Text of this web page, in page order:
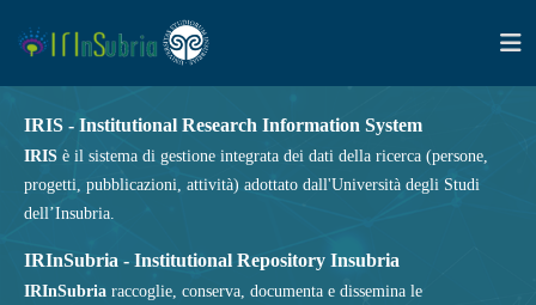
IRIS - Institutional Research Information System
IRIS è il sistema di gestione integrata dei dati della ricerca (persone,
progetti, pubblicazioni, attività) adottato dall'Università degli Studi
dell’Insubria.
IRInSubria - Institutional Repository Insubria
IRInSubria raccoglie, conserva, documenta e dissemina le